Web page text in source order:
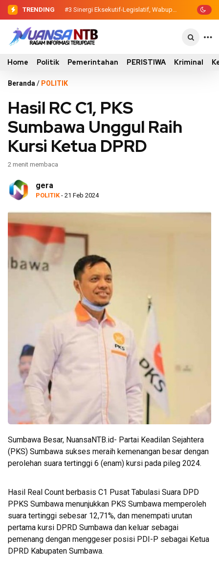
TRENDING #2 Dewan Pendidikan Temukan
Kondisi 305 Siswa SDN Kanar Belajar di
#3 Sinergi Eksekutif-Legislatif, Wabup
Ansori Serahkan Tujuh Kontainer
Home Politik Pemerintahan PERISTIWA Kriminal
Beranda / POLITIK
Hasil RC C1, PKS
Sumbawa Unggul Raih
Kursi Ketua DPRD
2 menit membaca
gera
POLITIK - 21 Feb 2024
Sumbawa Besar, NuansaNTB.id- Partai Keadilan Sejahtera
(PKS) Sumbawa sukses meraih kemenangan besar dengan
perolehan suara tertinggi 6 (enam) kursi pada pileg 2024.
Hasil Real Count berbasis C1 Pusat Tabulasi Suara DPD
PPKS Sumbawa menunjukkan PKS Sumbawa memperoleh
suara tertinggi sebesar 12,71%, dan menempati urutan
pertama kursi DPRD Sumbawa dan keluar sebagai
pemenang dengan menggeser posisi PDI-P sebagai Ketua
DPRD Kabupaten Sumbawa.